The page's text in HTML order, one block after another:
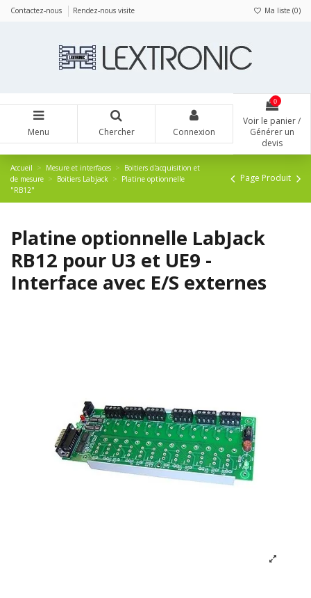
Contactez-nous Rendez-nous visite Ma liste (0)
Menu Chercher Connexion
0
Voir le panier /
Générer un
devis
Accueil Mesure et interfaces
Boitiers d'acquisition et
de mesure
Boitiers Labjack
Platine optionnelle
"RB12"
Page Produit
Platine optionnelle LabJack
RB12 pour U3 et UE9 -
Interface avec E/S externes
Panneau de gestion des cookies